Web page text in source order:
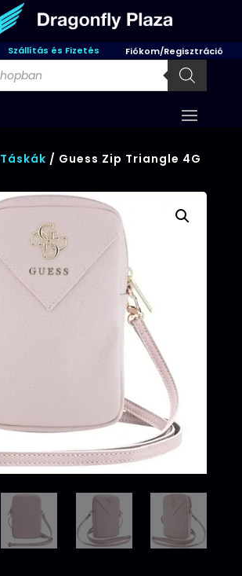
Szállítás és Fizetés Fiókom/Regisztráció
Táskák / Guess Zip Triangle 4G